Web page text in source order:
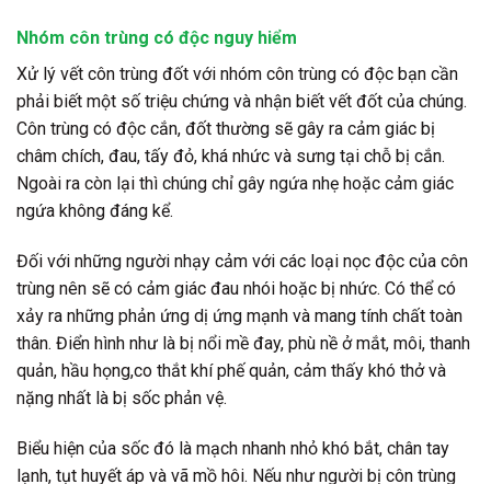
Nhóm côn trùng có độc nguy hiểm
Xử lý vết côn trùng đốt với nhóm côn trùng có độc bạn cần
phải biết một số triệu chứng và nhận biết vết đốt của chúng.
Côn trùng có độc cắn, đốt thường sẽ gây ra cảm giác bị
châm chích, đau, tấy đỏ, khá nhức và sưng tại chỗ bị cắn.
Ngoài ra còn lại thì chúng chỉ gây ngứa nhẹ hoặc cảm giác
ngứa không đáng kể.
Đối với những người nhạy cảm với các loại nọc độc của côn
trùng nên sẽ có cảm giác đau nhói hoặc bị nhức. Có thể có
xảy ra những phản ứng dị ứng mạnh và mang tính chất toàn
thân. Điển hình như là bị nổi mề đay, phù nề ở mắt, môi, thanh
quản, hầu họng,co thắt khí phế quản, cảm thấy khó thở và
nặng nhất là bị sốc phản vệ.
Biểu hiện của sốc đó là mạch nhanh nhỏ khó bắt, chân tay
lạnh, tụt huyết áp và vã mồ hôi. Nếu như người bị côn trùng